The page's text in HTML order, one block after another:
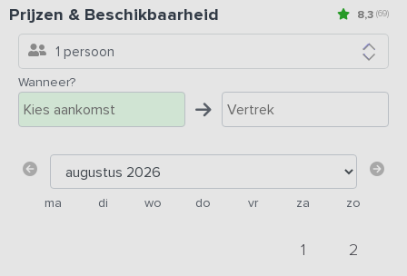
8,3 (69)
Prijzen & Beschikbaarheid
1 persoon
Wanneer?
ma di wo do vr za zo
1 2